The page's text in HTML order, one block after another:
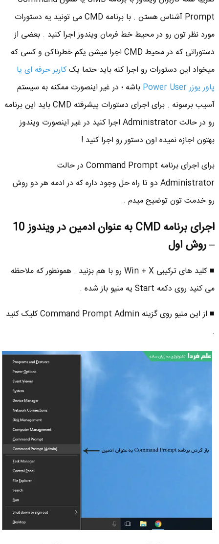
Prompt آشناس هستن . با برنامه CMD می تونید یه دستورات
مورد نظر تون رو در محیط خط فرمان ویندوز اجرا کنید . بعضی از
دستوراتی که در محیط CMD اجرا میشن یکم خطرناکن و کسی که
میخواد این دستورات رو اجرا کنه باید حتما یککاربر حرفه ای یا
پاور یوزر Power User
باشه ؛ در غیر اینصورت ممکنه به سیستم
آسیب برسونه . برای اجرای دستورات پیشرفته CMD باید این برنامه
رو در حالت Administrator اجرا کنید در غیر اینصورت ویندوز
بهتون اجازه نمیده اون دستور رو اجرا کنید !
برای اجرای برنامه Command Prompt در حالت
Administrator دو تا راه حل وجود داره که در ادمه هر دو روش
رو خدمت تون توضیح میدم .
اجرای برنامه CMD به عنوان ادمین در ویندوز 10
– روش اول
■ کلید های ترکیبی Win + X رو با هم بزنید . همونطور که ملاحظه
می کنید روی دکمه Start یه منیو باز شده .
■ از این منیو روی گزینه Command Prompt Admin کلیک کنید
.